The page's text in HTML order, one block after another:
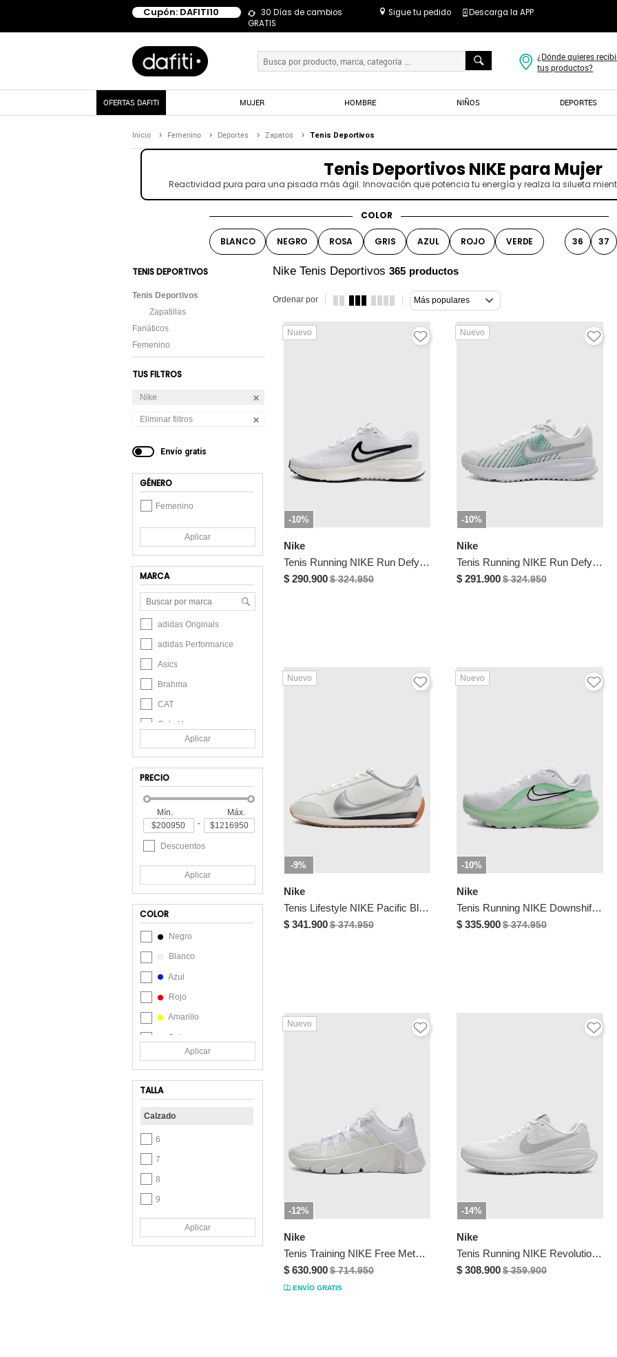
Cupón: DAFITI10
30 Días de cambios
GRATIS
Sigue tu pedido Descarga la APP
¿Dónde quieres
tus productos?
OFERTAS DAFITI MUJER HOMBRE NIÑOS DEPORTES
Inicio Femenino Deportes Zapatos Tenis Deportivos
Tenis Deportivos NIKE para Mujer
Reactividad pura para una pisada más ágil. Innovación que potencia tu energía y realza la silueta
COLOR
BLANCO NEGRO ROSA GRIS AZUL ROJO VERDE 36 37
TENIS DEPORTIVOS
Tenis Deportivos
Zapatillas
Fanáticos
Femenino
TUS FILTROS
Nike
Eliminar filtros
Envío gratis
GÉNERO
Femenino
Aplicar
MARCA
adidas Originals
adidas Performance
Asics
Brahma
CAT
Cole Haan
Columbia
Croydon
Fila
GUK
Hush Puppies
Jordan
Lotto
Merrell
ON RUNNING
Reebok
Salomon
Skechers
Under Armour
Urban
Vans
Aplicar
PRECIO
Mín.
Máx.
-
Descuentos
Aplicar
COLOR
Negro
Blanco
Azul
Rojo
Amarillo
Beige
Crudo
Gris
Naranja
Plateado
Aplicar
TALLA
Calzado
6
7
8
9
10
11
Aplicar
Nike Tenis Deportivos365 productos
Ordenar por Más populares
Nuevo
-10%
Nike
Tenis Running NIKE Run Defy Blanco
$ 290.900$ 324.950
Nuevo
-10%
Nike
Tenis Running NIKE Run Defy Blanco
$ 291.900$ 324.950
Nuevo
-9%
Nike
Tenis Lifestyle NIKE Pacific Blanco
$ 341.900$ 374.950
Nuevo
-10%
Nike
Tenis Running NIKE Downshifter 14 Blanco
$ 335.900$ 374.950
Nuevo
-12%
Nike
Tenis Training NIKE Free Metcon 7 Blanco
$ 630.900$ 714.950
ENVÍO GRATIS
-14%
Nike
Tenis Running NIKE Revolution 8 Blanco
$ 308.900$ 359.900